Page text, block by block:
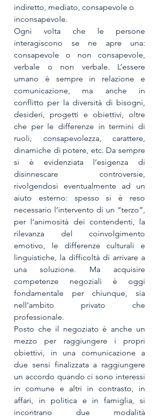
indiretto, mediato, consapevole o
inconsapevole.
Ogni volta che le persone
interagiscono se ne apre una:
consapevole o non consapevole,
verbale o non verbale. L’essere
umano è sempre in relazione e
comunicazione, ma anche in
conflitto per la diversità di bisogni,
desideri, progetti e obiettivi, oltre
che per le differenze in termini di
ruoli, consapevolezza, carattere,
dinamiche di potere, etc. Da sempre
si è evidenziata l’esigenza di
disinnescare controversie,
rivolgendosi eventualmente ad un
aiuto esterno: spesso si è reso
necessario l’intervento di un “terzo”,
per l’animosità dei contendenti, la
rilevanza del coinvolgimento
emotivo, le differenze culturali e
linguistiche, la difficoltà di arrivare a
una soluzione. Ma acquisire
competenze negoziali è oggi
fondamentale per chiunque, sia
nell’ambito privato che
professionale.
Posto che il negoziato è anche un
mezzo per raggiungere i propri
obiettivi, in una comunicazione a
due sensi finalizzata a raggiungere
un accordo quando ci sono interessi
in comune e altri in contrasto, in
affari, in politica e in famiglia, si
incontrano due modalità